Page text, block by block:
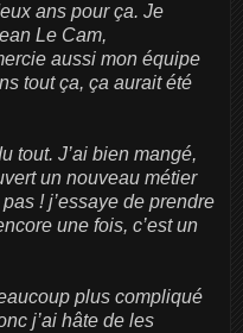
ans pour ça. Je
Le Cam,
aussi mon équipe
tout ça, ça aurait été
tout. J’ai bien mangé,
un nouveau métier
! j’essaye de prendre
une fois, c’est un
plus compliqué
j’ai hâte de les